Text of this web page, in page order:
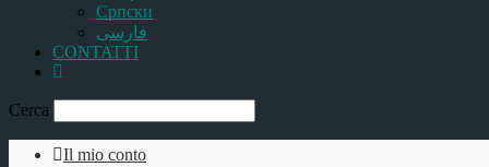
Српски
فارسی
CONTATTI
Cerca
Il mio conto